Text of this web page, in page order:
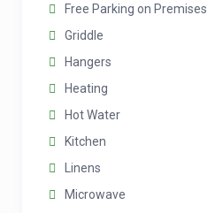
Free Parking on Premises
Griddle
Hangers
Heating
Hot Water
Kitchen
Linens
Microwave